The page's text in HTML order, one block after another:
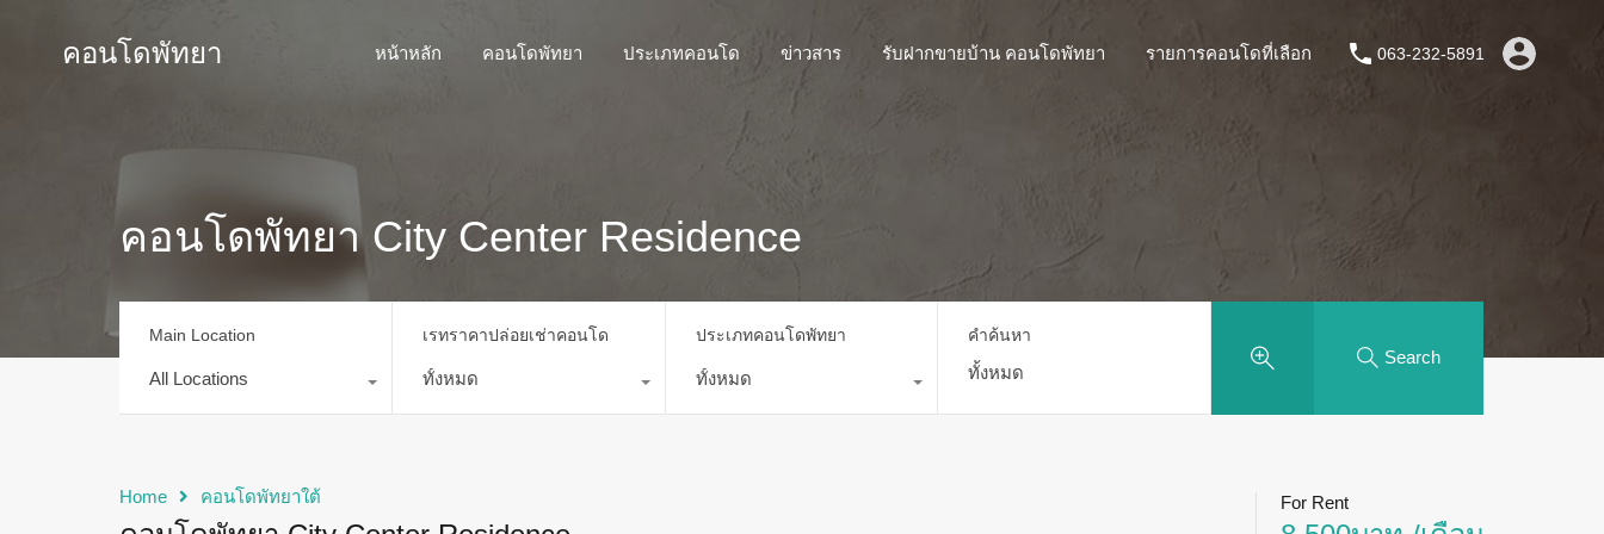
คอนโดพัทยา หน้าหลัก คอนโดพัทยา ประเภทคอนโด ข่าวสาร รับฝากขายบ้าน คอนโดพัทยา รายการคอนโดที่เลือก 063-232-5891
คอนโดพัทยา City Center Residence
Main Location
All Locations
เรทราคาปล่อยเช่าคอนโด
ทั้งหมด
ประเภทคอนโดพัทยา
ทั้งหมด
คำค้นหา
Search
Home คอนโดพัทยาใต้ For Rent